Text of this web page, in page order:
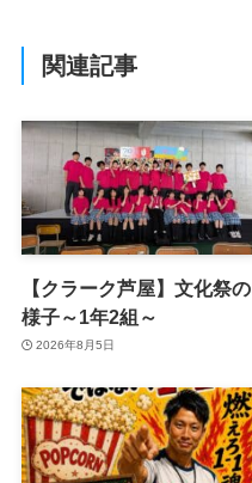
関連記事
【クラーク芦屋】文化祭の
様子～1年2組～
2026年8月5日